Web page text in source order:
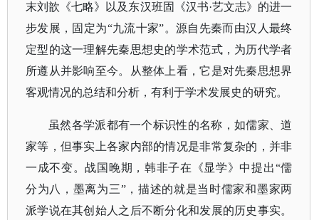
末刘歆《七略》以及东汉班固《汉书·艺文志》的进一
步发展，固定为“九流十家”。源自先秦而由汉人最终
定型的这一理解先秦思想史的学术范式，为历代学者
所遵从并影响至今。从整体上看，它是对先秦思想界
客观情况的总结和分析，有利于学术发展史的研究。
虽然各学派都有一个标识性的名称，如儒家、道
家等，但事实上各家内部的情况是非常复杂的，并非
一成不变。战国晚期，韩非子在《显学》中提出“儒
分为八，墨离为三”，描述的就是当时儒家和墨家两
派学说在其创始人之后不断分化和发展的历史事实。